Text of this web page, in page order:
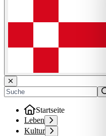
Startseite
Leben
Kultur